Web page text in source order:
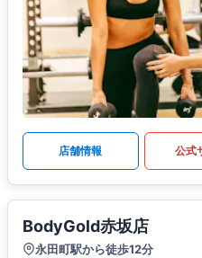
店舗情報 公式
BodyGold赤坂店
永田町駅から徒歩12分